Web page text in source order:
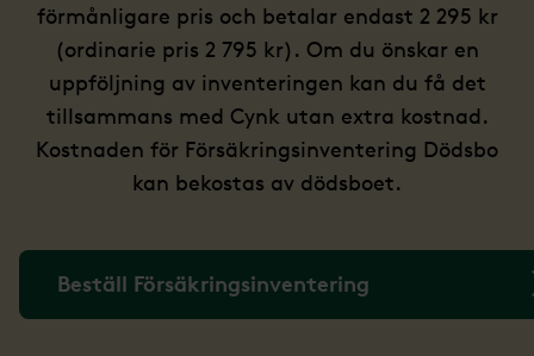
förmånligare pris och betalar endast 2 295 kr
(ordinarie pris 2 795 kr). Om du önskar en
uppföljning av inventeringen kan du få det
tillsammans med Cynk utan extra kostnad.
Kostnaden för Försäkringsinventering Dödsbo
kan bekostas av dödsboet.
Beställ Försäkringsinventering